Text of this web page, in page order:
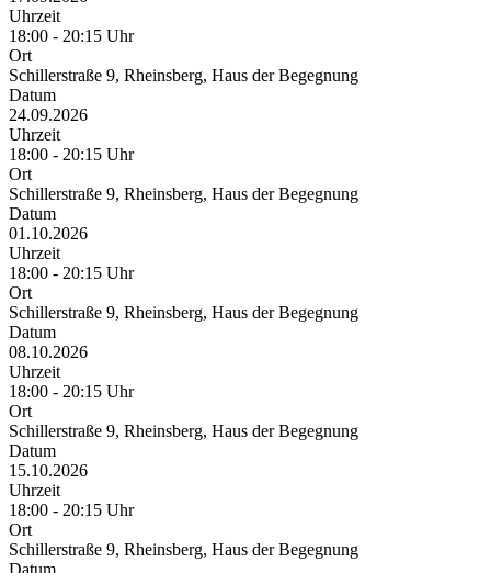
Uhrzeit
18:00 - 20:15 Uhr
Ort
Schillerstraße 9, Rheinsberg, Haus der Begegnung
Datum
24.09.2026
Uhrzeit
18:00 - 20:15 Uhr
Ort
Schillerstraße 9, Rheinsberg, Haus der Begegnung
Datum
01.10.2026
Uhrzeit
18:00 - 20:15 Uhr
Ort
Schillerstraße 9, Rheinsberg, Haus der Begegnung
Datum
08.10.2026
Uhrzeit
18:00 - 20:15 Uhr
Ort
Schillerstraße 9, Rheinsberg, Haus der Begegnung
Datum
15.10.2026
Uhrzeit
18:00 - 20:15 Uhr
Ort
Schillerstraße 9, Rheinsberg, Haus der Begegnung
Datum